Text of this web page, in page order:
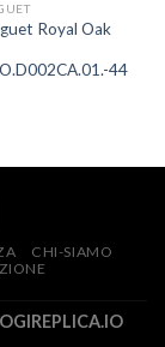
Royal Oak
44
CHI-SIAMO